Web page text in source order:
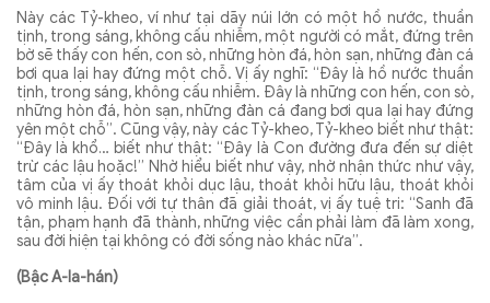
Này các Tỷ-kheo, ví như tại dãy núi lớn có một hồ nước, thuần
tịnh, trong sáng, không cấu nhiễm, một người có mắt, đứng trên
bờ sẽ thấy con hến, con sò, những hòn đá, hòn sạn, những đàn cá
bơi qua lại hay đứng một chỗ. Vị ấy nghĩ: “Ðây là hồ nước thuần
tịnh, trong sáng, không cấu nhiễm. Ðây là những con hến, con sò,
những hòn đá, hòn sạn, những đàn cá đang bơi qua lại hay đứng
yên một chỗ”. Cũng vậy, này các Tỷ-kheo, Tỷ-kheo biết như thật:
“Ðây là khổ… biết như thật: “Ðây là Con đường đưa đến sự diệt
trừ các lậu hoặc!” Nhờ hiểu biết như vậy, nhờ nhận thức như vậy,
tâm của vị ấy thoát khỏi dục lậu, thoát khỏi hữu lậu, thoát khỏi
vô minh lậu. Ðối với tự thân đã giải thoát, vị ấy tuệ tri: “Sanh đã
tận, phạm hạnh đã thành, những việc cần phải làm đã làm xong,
sau đời hiện tại không có đời sống nào khác nữa”.
(Bậc A-la-hán)